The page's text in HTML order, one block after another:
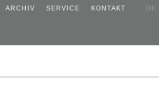
ARCHIV SERVICE KONTAKT DE